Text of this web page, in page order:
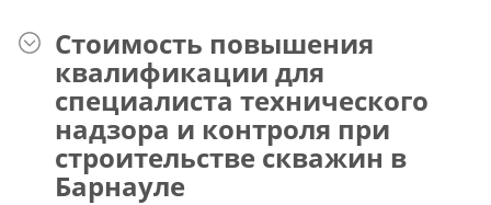
Стоимость повышения
квалификации для
специалиста технического
надзора и контроля при
строительстве скважин в
Барнауле